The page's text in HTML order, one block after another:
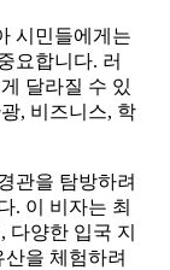
시민들에게는
요합니다. 러
달라질 수 있
, 비즈니스, 학
관을 탐방하려
. 이 비자는 최
다양한 입국 지
을 체험하려